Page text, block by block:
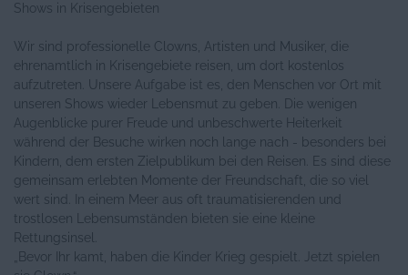
Shows in Krisengebieten
Wir sind professionelle Clowns, Artisten und Musiker, die
ehrenamtlich in Krisengebiete reisen, um dort kostenlos
aufzutreten. Unsere Aufgabe ist es, den Menschen vor Ort mit
unseren Shows wieder Lebensmut zu geben. Die wenigen
Augenblicke purer Freude und unbeschwerte Heiterkeit
während der Besuche wirken noch lange nach - besonders bei
Kindern, dem ersten Zielpublikum bei den Reisen. Es sind diese
gemeinsam erlebten Momente der Freundschaft, die so viel
wert sind. In einem Meer aus oft traumatisierenden und
trostlosen Lebensumständen bieten sie eine kleine
Rettungsinsel.
„Bevor Ihr kamt, haben die Kinder Krieg gespielt. Jetzt spielen